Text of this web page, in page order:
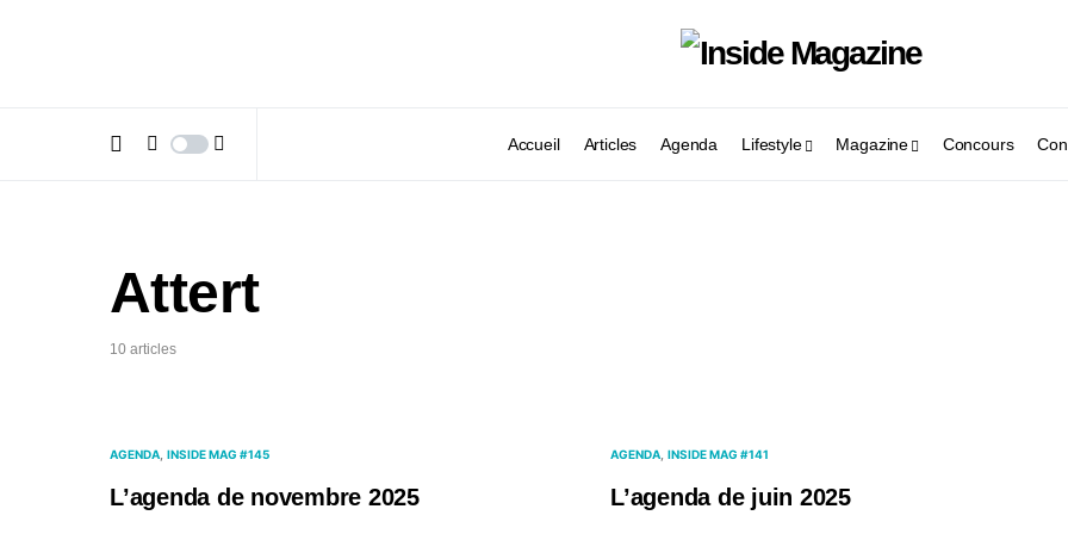
Accueil Articles Agenda Lifestyle Magazine Concours
Attert
10 articles
AGENDA INSIDE MAG #145
L’agenda de novembre 2025
AGENDA INSIDE MAG #141
L’agenda de juin 2025